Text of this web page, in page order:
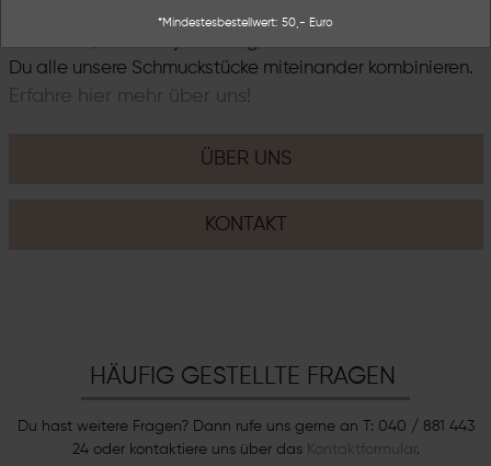
bieten. Unsere Schmuckstücke sind von zeitloser
Du alle unsere Schmuckstücke miteinander kombinieren.
Erfahre hier mehr über uns!
ÜBER UNS
KONTAKT
HÄUFIG GESTELLTE FRAGEN
Du hast weitere Fragen? Dann rufe uns gerne an T: 040 / 881 443
24 oder kontaktiere uns über das
Kontaktformular.
*Mindestesbestellwert: 50,- Euro